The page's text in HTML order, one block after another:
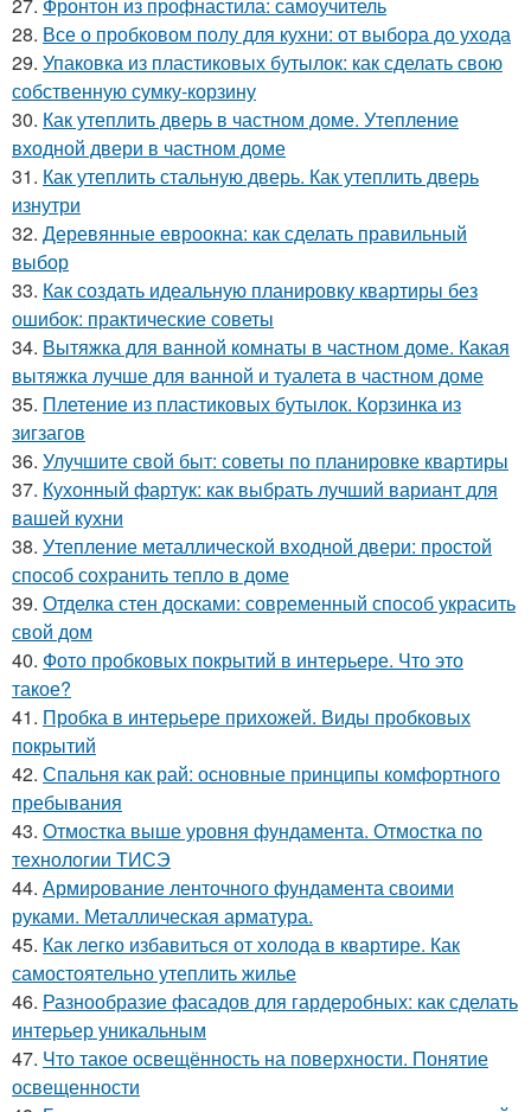
28. Все о пробковом полу для кухни: от выбора до ухода
29. Упаковка из пластиковых бутылок: как сделать свою
собственную сумку-корзину
30. Как утеплить дверь в частном доме. Утепление
входной двери в частном доме
31. Как утеплить стальную дверь. Как утеплить дверь
изнутри
32. Деревянные евроокна: как сделать правильный
выбор
33. Как создать идеальную планировку квартиры без
ошибок: практические советы
34. Вытяжка для ванной комнаты в частном доме. Какая
вытяжка лучше для ванной и туалета в частном доме
35. Плетение из пластиковых бутылок. Корзинка из
зигзагов
36. Улучшите свой быт: советы по планировке квартиры
37. Кухонный фартук: как выбрать лучший вариант для
вашей кухни
38. Утепление металлической входной двери: простой
способ сохранить тепло в доме
39. Отделка стен досками: современный способ украсить
свой дом
40. Фото пробковых покрытий в интерьере. Что это
такое?
41. Пробка в интерьере прихожей. Виды пробковых
покрытий
42. Спальня как рай: основные принципы комфортного
пребывания
43. Отмостка выше уровня фундамента. Отмостка по
технологии ТИСЭ
44. Армирование ленточного фундамента своими
руками. Металлическая арматура.
45. Как легко избавиться от холода в квартире. Как
самостоятельно утеплить жилье
46. Разнообразие фасадов для гардеробных: как сделать
интерьер уникальным
47. Что такое освещённость на поверхности. Понятие
освещенности